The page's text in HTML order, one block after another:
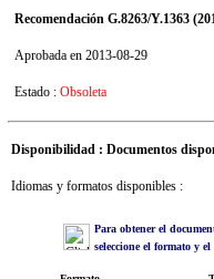
Recomendación G.8263/Y.1363
Aprobada en 2013-08-29
Estado : Obsoleta
Disponibilidad : Documentos
Idiomas y formatos disponibles :
Para obtener el
seleccione el formato y